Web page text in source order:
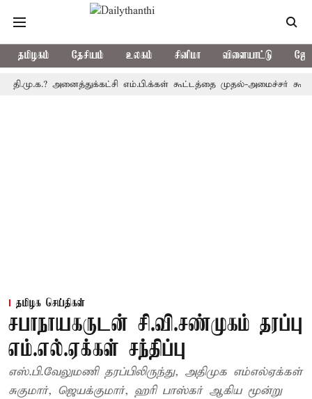
தமிழகம் தேசியம் உலகம் சினிமா விளையாட்டு
அனைத்துக்கட்சி எம்.பி.க்கள் கூட்டத்தை முதல்-அமைச்சர்
தமிழக செய்திகள்
சபாநாயகருடன் சி.வி.சண்முகம் தரப்பு
எம்.எல்.ஏக்கள் சந்திப்பு
எஸ்.பி.வேலுமணி தரப்பிலிருந்து, அதிமுக எம்எல்ஏக்கள்
சுகுமார், ஜெயக்குமார், ஹரி பாஸ்கர் ஆகிய மூன்று